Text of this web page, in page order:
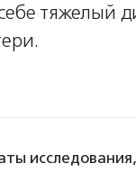
тяжелый